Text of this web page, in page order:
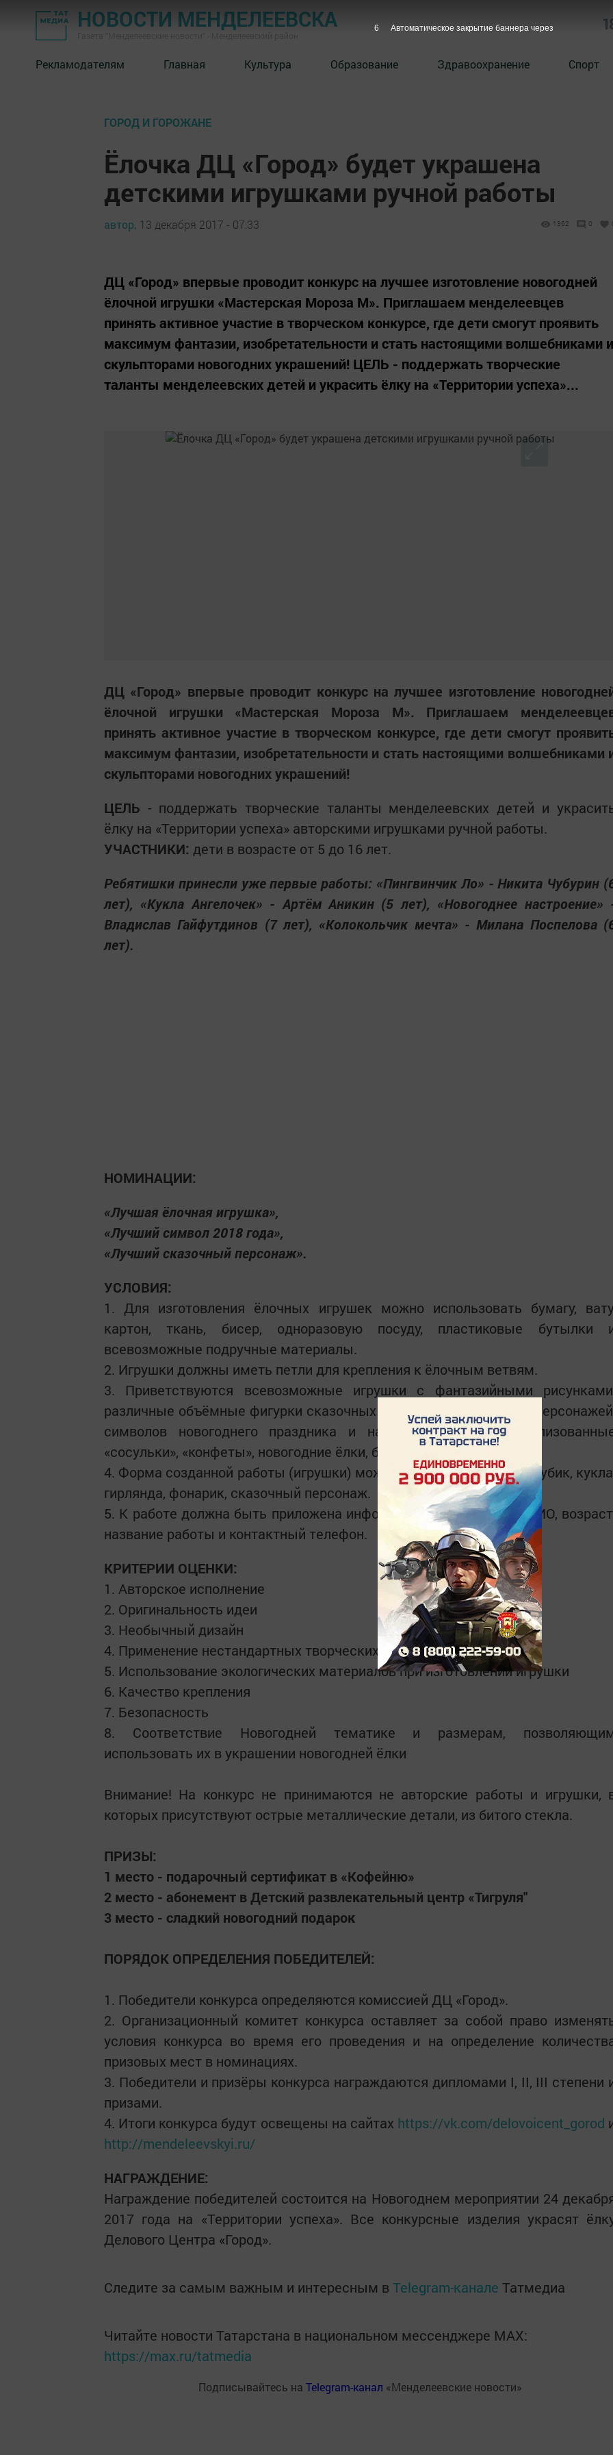
НОВОСТИ МЕНДЕЛЕЕВСКА
Рекламодателям Главная Культура Образование Здравоохранение Спорт
ГОРОД И ГОРОЖАНЕ
Ёлочка ДЦ «Город» будет украшена
детскими игрушками ручной работы
автор, 13 декабря 2017 - 07:33 1362 0
ДЦ «Город» впервые проводит конкурс на лучшее изготовление новогодней
ёлочной игрушки «Мастерская Мороза М». Приглашаем менделеевцев
принять активное участие в творческом конкурсе, где дети смогут проявить
максимум фантазии, изобретательности и стать настоящими волшебниками и
скульпторами новогодних украшений! ЦЕЛЬ - поддержать творческие
таланты менделеевских детей и украсить ёлку на «Территории успеха»...
ДЦ «Город» впервые проводит конкурс на лучшее изготовление
ёлочной игрушки «Мастерская Мороза М». Приглашаем
принять активное участие в творческом конкурсе, где дети смогут
максимум фантазии, изобретательности и стать настоящими волшебниками
скульпторами новогодних украшений!
ЦЕЛЬ - поддержать творческие таланты менделеевских детей и
ёлку на «Территории успеха» авторскими игрушками ручной работы.
УЧАСТНИКИ: дети в возрасте от 5 до 16 лет.
Ребятишки принесли уже первые работы: «Пингвинчик Ло» - Никита Чубурин
лет), «Кукла Ангелочек» - Артём Аникин (5 лет), «Новогоднее настроение»
Владислав Гайфутдинов (7 лет), «Колокольчик мечта» - Милана Поспелова
лет).
НОМИНАЦИИ:
«Лучшая ёлочная игрушка»,
«Лучший символ 2018 года»,
«Лучший сказочный персонаж».
УСЛОВИЯ:
1. Для изготовления ёлочных игрушек можно использовать бумагу,
картон, ткань, бисер, одноразовую посуду, пластиковые бутылки
всевозможные подручные материалы.
2. Игрушки должны иметь петли для крепления к ёлочным ветвям.
3. Приветствуются всевозможные игрушки с фантазийными
различные объёмные фигурки сказочных и мультипликационных
символов новогоднего праздника и наступающего года,
«сосульки», «конфеты», новогодние ёлки, бусы, шары и т.п.
4. Форма созданной работы (игрушки) может быть любая: шарик, кубик,
гирлянда, фонарик, сказочный персонаж.
5. К работе должна быть приложена информация об участнике: ФИО,
название работы и контактный телефон.
КРИТЕРИИ ОЦЕНКИ:
1. Авторское исполнение
2. Оригинальность идеи
3. Необычный дизайн
4. Применение нестандартных творческих и технических решений
5. Использование экологических материалов при изготовлении игрушки
6. Качество крепления
7. Безопасность
8. Соответствие Новогодней тематике и размерам,
использовать их в украшении новогодней ёлки
Внимание! На конкурс не принимаются не авторские работы и игрушки,
которых присутствуют острые металлические детали, из битого стекла.
ПРИЗЫ:
1 место - подарочный сертификат в «Кофейню»
2 место - абонемент в Детский развлекательный центр «Тигруля"
3 место - сладкий новогодний подарок
ПОРЯДОК ОПРЕДЕЛЕНИЯ ПОБЕДИТЕЛЕЙ:
1. Победители конкурса определяются комиссией ДЦ «Город».
2. Организационный комитет конкурса оставляет за собой право
условия конкурса во время его проведения и на определение
призовых мест в номинациях.
3. Победители и призёры конкурса награждаются дипломами I, II, III степени
призами.
4. Итоги конкурса будут освещены на сайтах https://vk.com/delovoicent_gorod
http://mendeleevskyi.ru/
НАГРАЖДЕНИЕ:
Награждение победителей состоится на Новогоднем мероприятии 24
2017 года на «Территории успеха». Все конкурсные изделия украсят
Делового Центра «Город».
Следите за самым важным и интересным в Telegram-канале Татмедиа
Читайте новости Татарстана в национальном мессенджере MАХ:
https://max.ru/tatmedia
Подписывайтесь на Telegram-канал «Менделеевские новости»
5 Автоматическое закрытие баннера через